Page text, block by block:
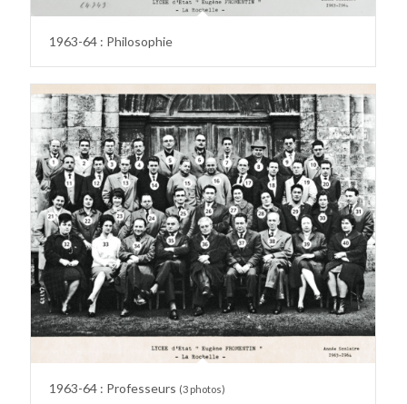
1963-64 : Philosophie
1963-64 : Professeurs (3 photos)